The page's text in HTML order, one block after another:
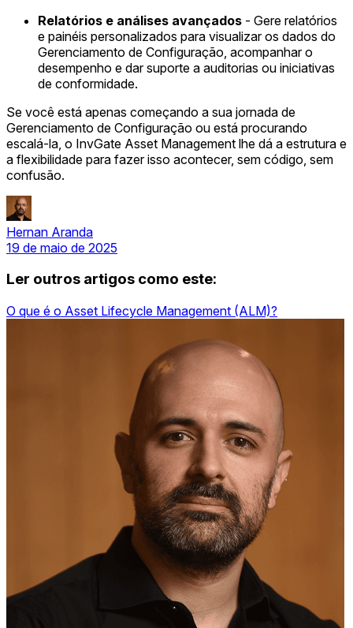
Relatórios e análises avançados - Gere relatórios
e painéis personalizados para visualizar os dados do
Gerenciamento de Configuração, acompanhar o
desempenho e dar suporte a auditorias ou iniciativas
de conformidade.
Se você está apenas começando a sua jornada de
Gerenciamento de Configuração ou está procurando
escalá-la, o InvGate Asset Management lhe dá a estrutura e
a flexibilidade para fazer isso acontecer, sem código, sem
confusão.
Hernan Aranda
19 de maio de 2025
Ler outros artigos como este:
O que é o Asset Lifecycle Management (ALM)?